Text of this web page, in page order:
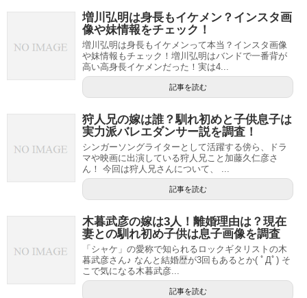
増川弘明は身長もイケメン？インスタ画
像や妹情報をチェック！
増川弘明は身長もイケメンって本当？インスタ画像
や妹情報もチェック！増川弘明はバンドで一番背が
高い高身長イケメンだった！実は4...
記事を読む
狩人兄の嫁は誰？馴れ初めと子供息子は
実力派バレエダンサー説を調査！
シンガーソングライターとして活躍する傍ら、ドラ
マや映画に出演している狩人兄こと加藤久仁彦さ
ん！ 今回は狩人兄さんについて、 ...
記事を読む
木暮武彦の嫁は3人！離婚理由は？現在
妻との馴れ初め子供は息子画像を調査
「シャケ」の愛称で知られるロックギタリストの木
暮武彦さん♪ なんと結婚歴が3回もあるとか( ﾟДﾟ) そ
こで気になる木暮武彦...
記事を読む